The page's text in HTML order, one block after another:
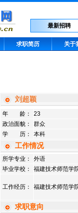
最新招聘
求职简历
关于
刘超颖
年 龄：
23
政治面貌：
群众
学 历：
本科
工作情况
所学专业：
外语
毕业学校：
福建技术师范学
工作经历： 福建技术师范学
求职意向